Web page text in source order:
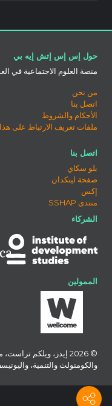
حول إس إس إتش إيه بي
منصة العلوم الاجتماعية في
من نحن
اتصل بنا
الأحكام والشروط
ملفات تعريف الارتباط على هذا
اتصل بنا
بلو سكاي
صفحة لينكدان
إكس
منتدى SSHAP
الشركاء
الممولين
© 2026 إيدز، ويلكم
والكومنولث والتنمية،